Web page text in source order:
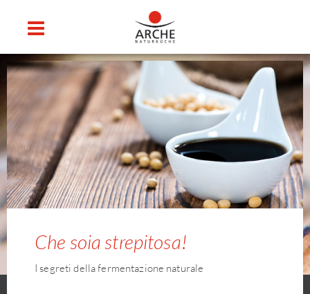
Che soia strepitosa!
I segreti della fermentazione naturale